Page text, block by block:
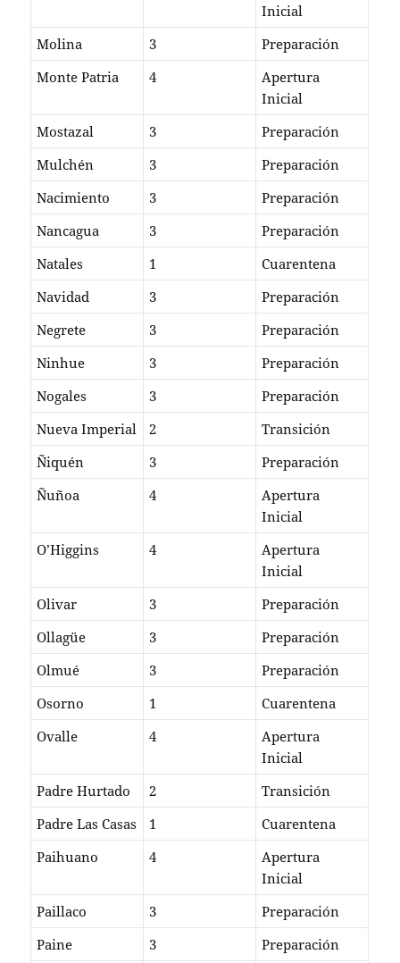
Inicial
Molina
3
Preparación
Monte Patria
4
Apertura
Inicial
Mostazal
3
Preparación
Mulchén
3
Preparación
Nacimiento
3
Preparación
Nancagua
3
Preparación
Natales
1
Cuarentena
Navidad
3
Preparación
Negrete
3
Preparación
Ninhue
3
Preparación
Nogales
3
Preparación
Nueva Imperial
2
Transición
Ñiquén
3
Preparación
Ñuñoa
4
Apertura
Inicial
O’Higgins
4
Apertura
Inicial
Olivar
3
Preparación
Ollagüe
3
Preparación
Olmué
3
Preparación
Osorno
1
Cuarentena
Ovalle
4
Apertura
Inicial
Padre Hurtado
2
Transición
Padre Las Casas
1
Cuarentena
Paihuano
4
Apertura
Inicial
Paillaco
3
Preparación
Paine
3 Preparación